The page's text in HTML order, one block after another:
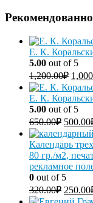
Е. К.
5.00 out of 5
1,200.00₽
Е. К.
5.00 out of 5
650.00₽ 500.00
Календарь
80 гр./м2,
рекламное
0 out of 5
320.00₽ 250.00